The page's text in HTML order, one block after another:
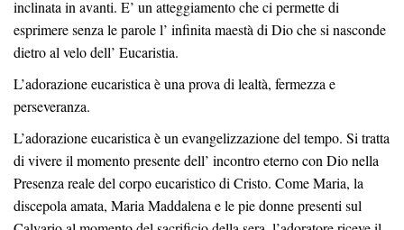
inclinata in avanti. E’ un atteggiamento che ci permette di
esprimere senza le parole l’ infinita maestà di Dio che si nasconde
dietro al velo dell’ Eucaristia.
L’adorazione eucaristica è una prova di lealtà, fermezza e
perseveranza.
L’adorazione eucaristica è un evangelizzazione del tempo. Si tratta
di vivere il momento presente dell’ incontro eterno con Dio nella
Presenza reale del corpo eucaristico di Cristo. Come Maria, la
discepola amata, Maria Maddalena e le pie donne presenti sul